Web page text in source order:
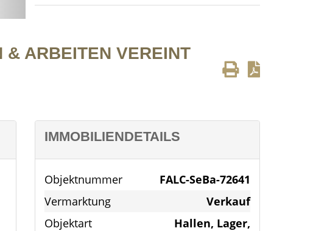
& ARBEITEN VEREINT
IMMOBILIENDETAILS
Objektnummer
FALC-SeBa-72641
Vermarktung
Verkauf
Objektart
Hallen, Lager,